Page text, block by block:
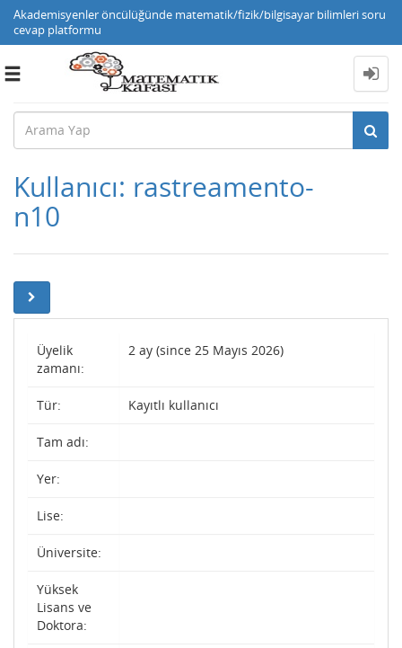
Akademisyenler öncülüğünde matematik/fizik/bilgisayar bilimleri soru
cevap platformu
Toggle
Kullanıcı: rastreamento-
n10
Üyelik
zamanı:
2 ay (since 25 Mayıs 2026)
Tür: Kayıtlı kullanıcı
Tam adı:
Yer:
Lise:
Üniversite:
Yüksek
Lisans ve
Doktora: